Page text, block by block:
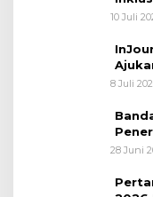
10 Juli
8 Juli
28 Juni